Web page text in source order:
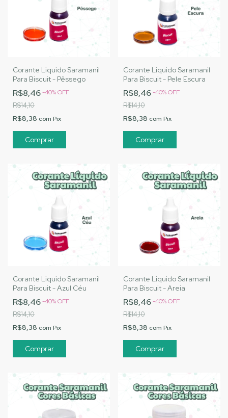
Corante Liquido Saramanil
Para Biscuit - Pêssego
R$8,46-40%OFF
R$14,10
R$8,38 com Pix
Corante Liquido Saramanil
Para Biscuit - Pele Escura
R$8,46-40%OFF
R$14,10
R$8,38 com Pix
Corante Liquido Saramanil
Para Biscuit - Azul Céu
R$8,46-40%OFF
R$14,10
R$8,38 com Pix
Corante Liquido Saramanil
Para Biscuit - Areia
R$8,46-40%OFF
R$14,10
R$8,38 com Pix